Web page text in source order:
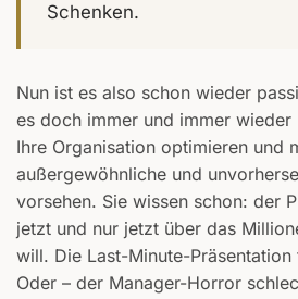
Schenken.
Nun ist es also schon wieder
es doch immer und immer wieder
Ihre Organisation optimieren und
außergewöhnliche und
vorsehen. Sie wissen schon: der
jetzt und nur jetzt über das
will. Die Last-Minute-
Oder – der Manager-Horror